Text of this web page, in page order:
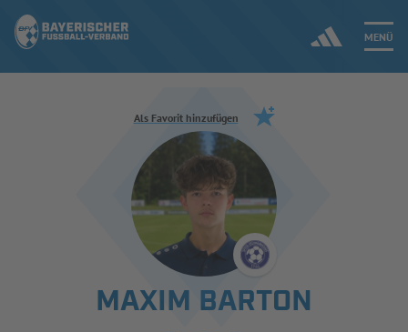
MENÜ
Jetzt einloggen
ERGEBNISSE & WETTBEWERBE
SPIELBETRIEB & VERBANDSLEBEN
AUSBILDUNG & FÖRDERUNG
Als Favorit hinzufügen
MAXIM BARTON